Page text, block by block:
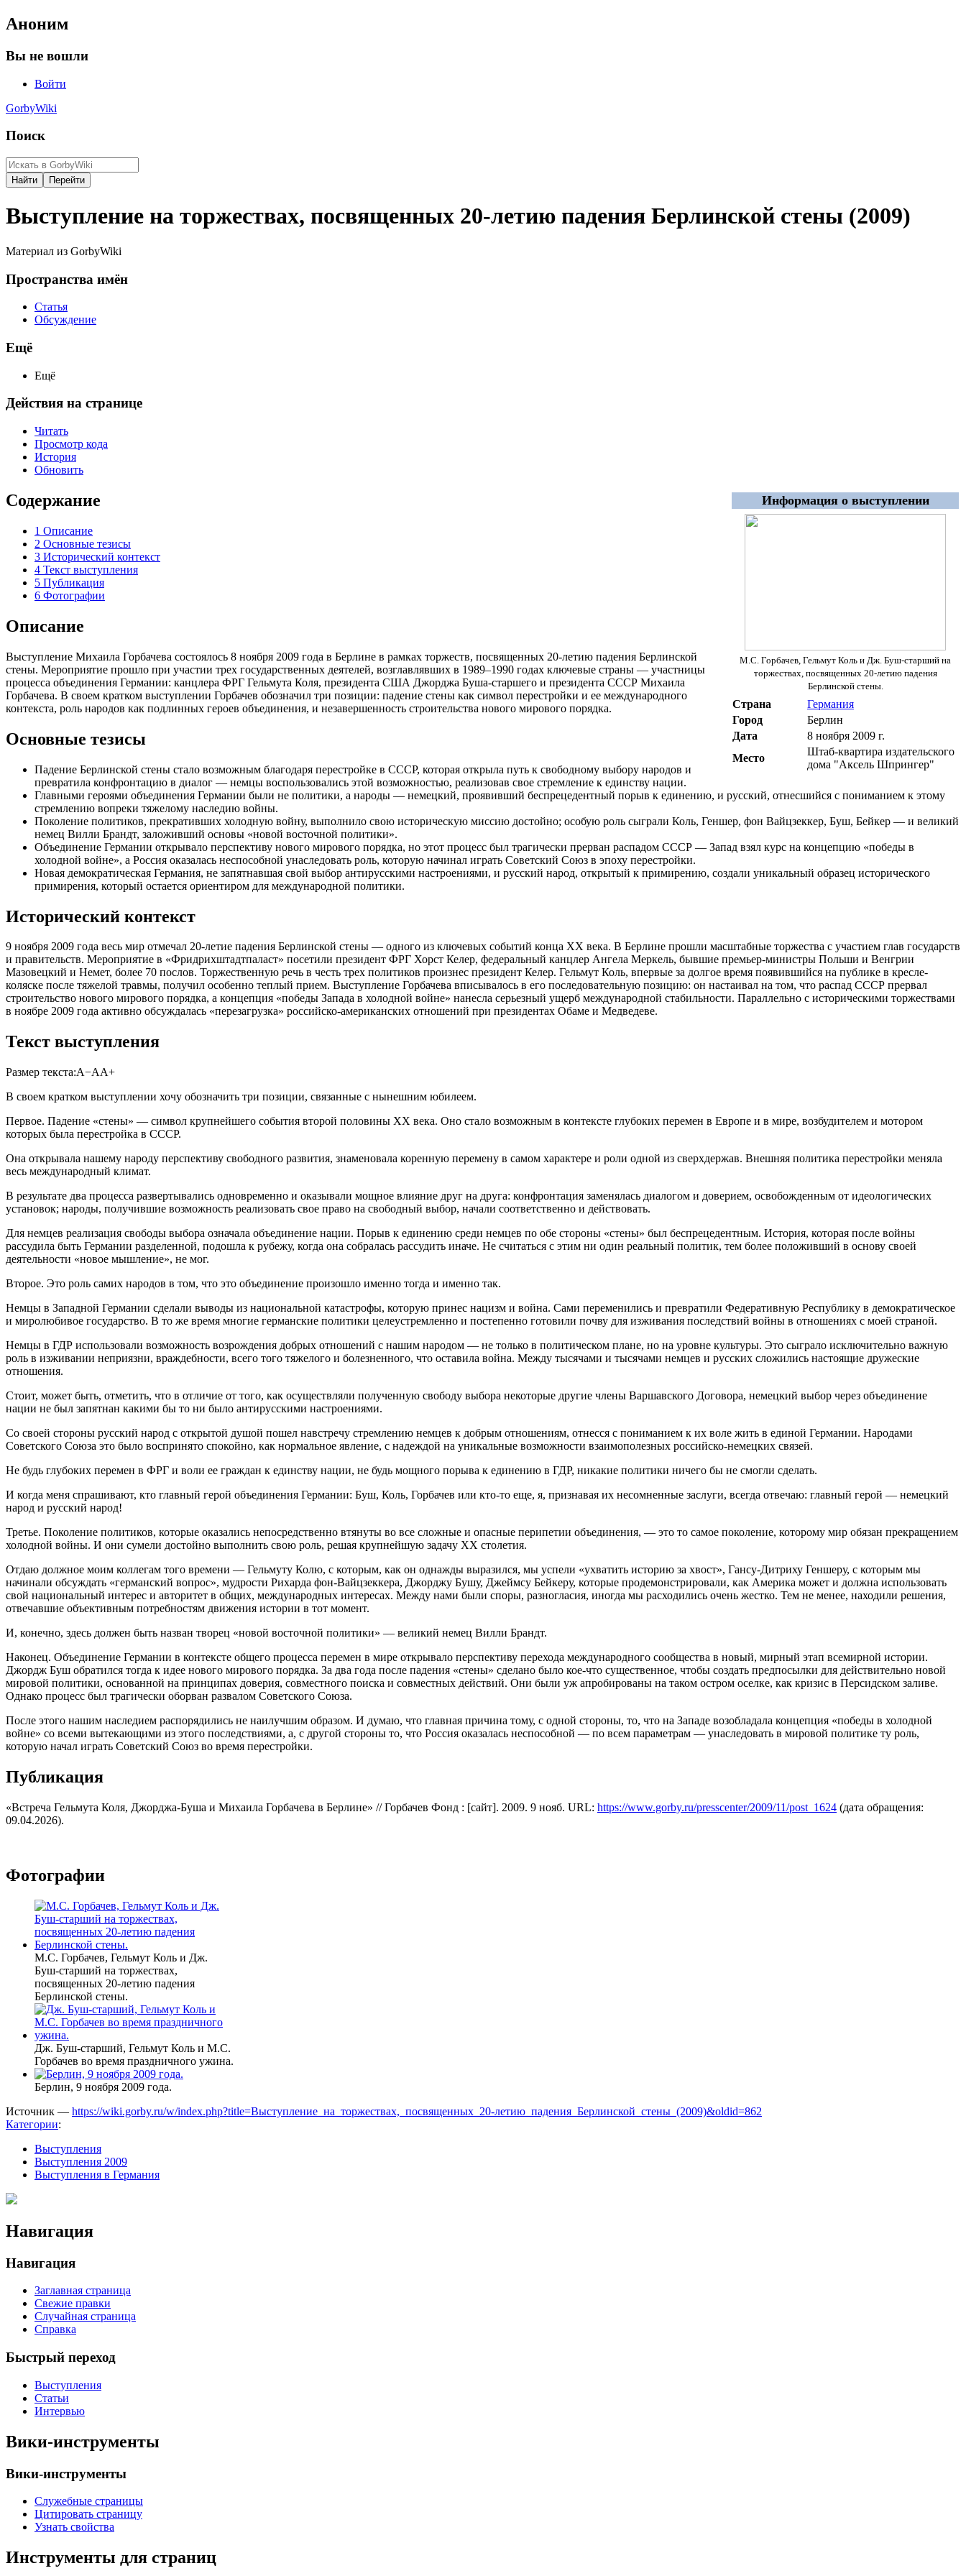
Аноним
Вы не вошли
Войти
GorbyWiki
Поиск
Выступление на торжествах, посвященных 20-летию падения Берлинской стены (2009)
Материал из GorbyWiki
Пространства имён
Статья
Обсуждение
Ещё
Ещё
Действия на странице
Читать
Просмотр кода
История
Обновить
Информация о выступлении
М.С. Горбачев, Гельмут Коль и Дж. Буш-старший на
торжествах, посвященных 20-летию падения
Берлинской стены.
Страна
Германия
Город
Берлин
Дата
8 ноября 2009 г.
Место
Штаб-квартира издательского
дома "Аксель Шпрингер"
Содержание
1 Описание
2 Основные тезисы
3 Исторический контекст
4 Текст выступления
5 Публикация
6 Фотографии
Описание
Выступление Михаила Горбачева состоялось 8 ноября 2009 года в Берлине в рамках торжеств, посвященных 20-летию падения Берлинской
стены. Мероприятие прошло при участии трех государственных деятелей, возглавлявших в 1989–1990 годах ключевые страны — участницы
процесса объединения Германии: канцлера ФРГ Гельмута Коля, президента США Джорджа Буша-старшего и президента СССР Михаила
Горбачева. В своем кратком выступлении Горбачев обозначил три позиции: падение стены как символ перестройки и ее международного
контекста, роль народов как подлинных героев объединения, и незавершенность строительства нового мирового порядка.
Основные тезисы
Падение Берлинской стены стало возможным благодаря перестройке в СССР, которая открыла путь к свободному выбору народов и
превратила конфронтацию в диалог — немцы воспользовались этой возможностью, реализовав свое стремление к единству нации.
Главными героями объединения Германии были не политики, а народы — немецкий, проявивший беспрецедентный порыв к единению, и русский, отнесшийся с пониманием к этому
стремлению вопреки тяжелому наследию войны.
Поколение политиков, прекративших холодную войну, выполнило свою историческую миссию достойно; особую роль сыграли Коль, Геншер, фон Вайцзеккер, Буш, Бейкер — и великий
немец Вилли Брандт, заложивший основы «новой восточной политики».
Объединение Германии открывало перспективу нового мирового порядка, но этот процесс был трагически прерван распадом СССР — Запад взял курс на концепцию «победы в
холодной войне», а Россия оказалась неспособной унаследовать роль, которую начинал играть Советский Союз в эпоху перестройки.
Новая демократическая Германия, не запятнавшая свой выбор антирусскими настроениями, и русский народ, открытый к примирению, создали уникальный образец исторического
примирения, который остается ориентиром для международной политики.
Исторический контекст
9 ноября 2009 года весь мир отмечал 20-летие падения Берлинской стены — одного из ключевых событий конца ХХ века. В Берлине прошли масштабные торжества с участием глав государств
и правительств. Мероприятие в «Фридрихштадтпаласт» посетили президент ФРГ Хорст Келер, федеральный канцлер Ангела Меркель, бывшие премьер-министры Польши и Венгрии
Мазовецкий и Немет, более 70 послов. Торжественную речь в честь трех политиков произнес президент Келер. Гельмут Коль, впервые за долгое время появившийся на публике в кресле-
коляске после тяжелой травмы, получил особенно теплый прием. Выступление Горбачева вписывалось в его последовательную позицию: он настаивал на том, что распад СССР прервал
строительство нового мирового порядка, а концепция «победы Запада в холодной войне» нанесла серьезный ущерб международной стабильности. Параллельно с историческими торжествами
в ноябре 2009 года активно обсуждалась «перезагрузка» российско-американских отношений при президентах Обаме и Медведеве.
Текст выступления
Размер текста:А−АА+
В своем кратком выступлении хочу обозначить три позиции, связанные с нынешним юбилеем.
Первое. Падение «стены» — символ крупнейшего события второй половины XX века. Оно стало возможным в контексте глубоких перемен в Европе и в мире, возбудителем и мотором
которых была перестройка в СССР.
Она открывала нашему народу перспективу свободного развития, знаменовала коренную перемену в самом характере и роли одной из сверхдержав. Внешняя политика перестройки меняла
весь международный климат.
В результате два процесса развертывались одновременно и оказывали мощное влияние друг на друга: конфронтация заменялась диалогом и доверием, освобожденным от идеологических
установок; народы, получившие возможность реализовать свое право на свободный выбор, начали соответственно и действовать.
Для немцев реализация свободы выбора означала объединение нации. Порыв к единению среди немцев по обе стороны «стены» был беспрецедентным. История, которая после войны
рассудила быть Германии разделенной, подошла к рубежу, когда она собралась рассудить иначе. Не считаться с этим ни один реальный политик, тем более положивший в основу своей
деятельности «новое мышление», не мог.
Второе. Это роль самих народов в том, что это объединение произошло именно тогда и именно так.
Немцы в Западной Германии сделали выводы из национальной катастрофы, которую принес нацизм и война. Сами переменились и превратили Федеративную Республику в демократическое
и миролюбивое государство. В то же время многие германские политики целеустремленно и постепенно готовили почву для изживания последствий войны в отношениях с моей страной.
Немцы в ГДР использовали возможность возрождения добрых отношений с нашим народом — не только в политическом плане, но на уровне культуры. Это сыграло исключительно важную
роль в изживании неприязни, враждебности, всего того тяжелого и болезненного, что оставила война. Между тысячами и тысячами немцев и русских сложились настоящие дружеские
отношения.
Стоит, может быть, отметить, что в отличие от того, как осуществляли полученную свободу выбора некоторые другие члены Варшавского Договора, немецкий выбор через объединение
нации не был запятнан какими бы то ни было антирусскими настроениями.
Со своей стороны русский народ с открытой душой пошел навстречу стремлению немцев к добрым отношениям, отнесся с пониманием к их воле жить в единой Германии. Народами
Советского Союза это было воспринято спокойно, как нормальное явление, с надеждой на уникальные возможности взаимополезных российско-немецких связей.
Не будь глубоких перемен в ФРГ и воли ее граждан к единству нации, не будь мощного порыва к единению в ГДР, никакие политики ничего бы не смогли сделать.
И когда меня спрашивают, кто главный герой объединения Германии: Буш, Коль, Горбачев или кто-то еще, я, признавая их несомненные заслуги, всегда отвечаю: главный герой — немецкий
народ и русский народ!
Третье. Поколение политиков, которые оказались непосредственно втянуты во все сложные и опасные перипетии объединения, — это то самое поколение, которому мир обязан прекращением
холодной войны. И они сумели достойно выполнить свою роль, решая крупнейшую задачу XX столетия.
Отдаю должное моим коллегам того времени — Гельмуту Колю, с которым, как он однажды выразился, мы успели «ухватить историю за хвост», Гансу-Дитриху Геншеру, с которым мы
начинали обсуждать «германский вопрос», мудрости Рихарда фон-Вайцзеккера, Джорджу Бушу, Джеймсу Бейкеру, которые продемонстрировали, как Америка может и должна использовать
свой национальный интерес и авторитет в общих, международных интересах. Между нами были споры, разногласия, иногда мы расходились очень жестко. Тем не менее, находили решения,
отвечавшие объективным потребностям движения истории в тот момент.
И, конечно, здесь должен быть назван творец «новой восточной политики» — великий немец Вилли Брандт.
Наконец. Объединение Германии в контексте общего процесса перемен в мире открывало перспективу перехода международного сообщества в новый, мирный этап всемирной истории.
Джордж Буш обратился тогда к идее нового мирового порядка. За два года после падения «стены» сделано было кое-что существенное, чтобы создать предпосылки для действительно новой
мировой политики, основанной на принципах доверия, совместного поиска и совместных действий. Они были уж апробированы на таком остром оселке, как кризис в Персидском заливе.
Однако процесс был трагически оборван развалом Советского Союза.
После этого нашим наследием распорядились не наилучшим образом. И думаю, что главная причина тому, с одной стороны, то, что на Западе возобладала концепция «победы в холодной
войне» со всеми вытекающими из этого последствиями, а, с другой стороны то, что Россия оказалась неспособной — по всем параметрам — унаследовать в мировой политике ту роль,
которую начал играть Советский Союз во время перестройки.
Публикация
«Встреча Гельмута Коля, Джорджа-Буша и Михаила Горбачева в Берлине» // Горбачев Фонд : [сайт]. 2009. 9 нояб. URL: https://www.gorby.ru/presscenter/2009/11/post_1624 (дата обращения:
09.04.2026).
Фотографии
М.С. Горбачев, Гельмут Коль и Дж.
Буш-старший на торжествах,
посвященных 20-летию падения
Берлинской стены.
Дж. Буш-старший, Гельмут Коль и М.С.
Горбачев во время праздничного ужина.
Берлин, 9 ноября 2009 года.
Источник — https://wiki.gorby.ru/w/index.php?title=Выступление_на_торжествах,_посвященных_20-летию_падения_Берлинской_стены_(2009)&oldid=862
Категории:
Выступления
Выступления 2009
Выступления в Германия
Навигация
Навигация
Заглавная страница
Свежие правки
Случайная страница
Справка
Быстрый переход
Выступления
Статьи
Интервью
Вики-инструменты
Вики-инструменты
Служебные страницы
Цитировать страницу
Узнать свойства
Инструменты для страниц